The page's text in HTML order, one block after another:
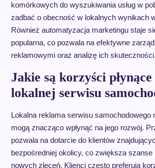
komórkowych do wyszukiwania usług w
zadbać o obecność w lokalnych wynikach
Również automatyzacja marketingu staje
popularna, co pozwala na efektywne
reklamowymi oraz analizę ich skuteczności.
Jakie są korzyści
lokalnej serwisu
Lokalna reklama serwisu samochodowego
mogą znacząco wpłynąć na jego rozwój.
pozwala na dotarcie do klientów
bezpośredniej okolicy, co zwiększa szanse
nowych zleceń. Klienci często preferują